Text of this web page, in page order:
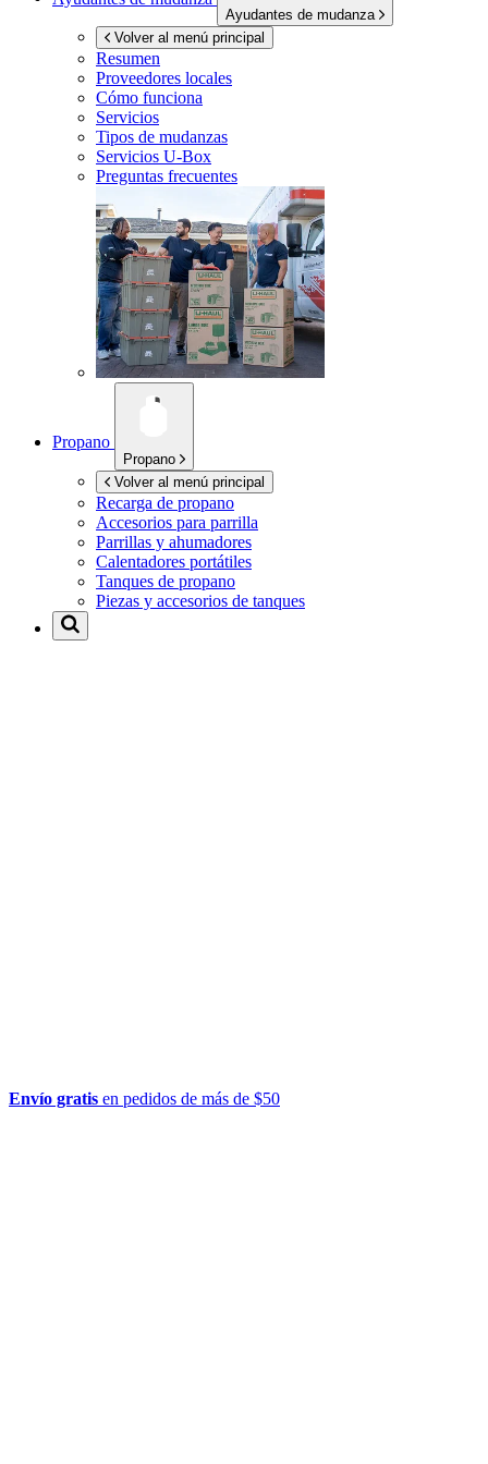
Ayudantes de mudanza
Volver al menú principal
Resumen
Proveedores locales
Cómo funciona
Servicios
Tipos de mudanzas
Servicios U-Box
Preguntas frecuentes
Propano
Propano
Volver al menú principal
Recarga de propano
Accesorios para parrilla
Parrillas y ahumadores
Calentadores portátiles
Tanques de propano
Piezas y accesorios de tanques
Envío gratis en pedidos de más de $50